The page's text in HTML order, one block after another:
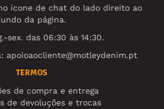
ícone de chat do lado direito ao
da página.
sex. das 06:30 às 14:30.
apoioaocliente@motleydenim.pt
TERMOS
de compra e entrega
de devoluções e trocas